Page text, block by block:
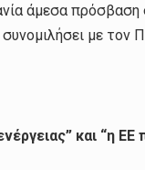
άμεσα
με
και “η